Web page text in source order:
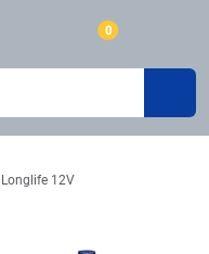
0
Longlife 12V